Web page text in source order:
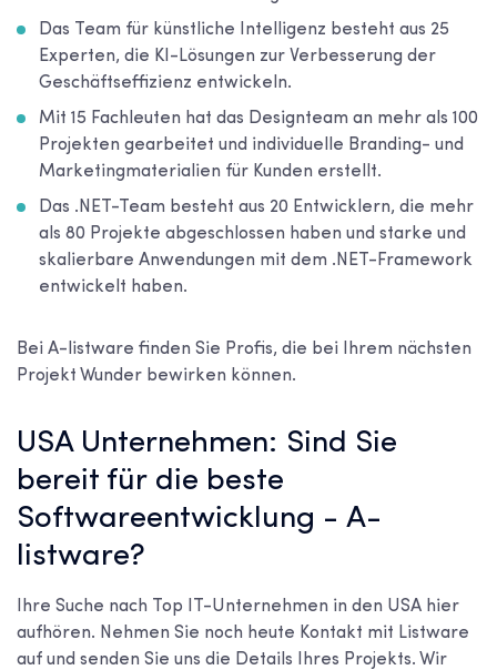
Das Team für künstliche Intelligenz besteht aus 25
Experten, die KI-Lösungen zur Verbesserung der
Geschäftseffizienz entwickeln.
Mit 15 Fachleuten hat das Designteam an mehr als 100
Projekten gearbeitet und individuelle Branding- und
Marketingmaterialien für Kunden erstellt.
Das .NET-Team besteht aus 20 Entwicklern, die mehr
als 80 Projekte abgeschlossen haben und starke und
skalierbare Anwendungen mit dem .NET-Framework
entwickelt haben.
Bei A-listware finden Sie Profis, die bei Ihrem nächsten
Projekt Wunder bewirken können.
USA Unternehmen: Sind Sie
bereit für die beste
Softwareentwicklung - A-
listware?
Ihre Suche nach Top IT-Unternehmen in den USA hier
aufhören. Nehmen Sie noch heute Kontakt mit Listware
auf und senden Sie uns die Details Ihres Projekts. Wir